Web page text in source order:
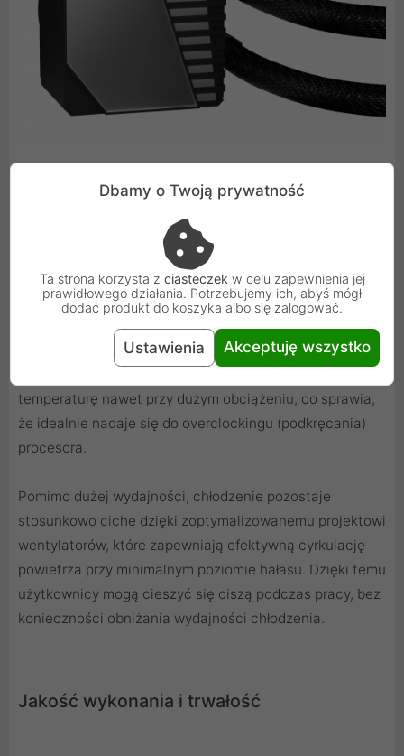
Wydajność i cisza
Chłodzenie Antec Symphony 360 Black ARGB
charakteryzuje się wysoką wydajnością, co pozwala na
efektywne chłodzenie procesorów o wysokim TDP
temperaturę nawet przy dużym obciążeniu, co sprawia,
że idealnie nadaje się do overclockingu (podkręcania)
procesora.
Pomimo dużej wydajności, chłodzenie pozostaje
stosunkowo ciche dzięki zoptymalizowanemu projektowi
wentylatorów, które zapewniają efektywną cyrkulację
powietrza przy minimalnym poziomie hałasu. Dzięki temu
użytkownicy mogą cieszyć się ciszą podczas pracy, bez
konieczności obniżania wydajności chłodzenia.
Jakość wykonania i trwałość
Dbamy o Twoją prywatność
Ta strona korzysta z ciasteczek w celu zapewnienia jej
prawidłowego działania. Potrzebujemy ich, abyś mógł
dodać produkt do koszyka albo się zalogować.
Ustawienia Akceptuję wszystko